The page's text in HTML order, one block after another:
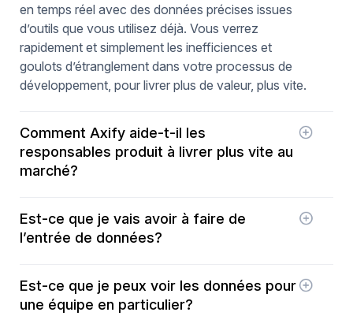
en temps réel avec des données précises issues
d’outils que vous utilisez déjà. Vous verrez
rapidement et simplement les inefficiences et
goulots d’étranglement dans votre processus de
développement, pour livrer plus de valeur, plus vite.
Comment Axify aide-t-il les
responsables produit à livrer plus vite au
marché?
œuvre des méthodologies de développement
agiles qui favorisent des cycles de développement
fonctionnalités de manière incrémentielle et de
recueillir rapidement les commentaires des
utilisateurs pour les intégrer dans les versions
Est-ce que je vais avoir à faire de
l’entrée de données?
vos outils, tout simplement.
Est-ce que je peux voir les données pour
une équipe en particulier?